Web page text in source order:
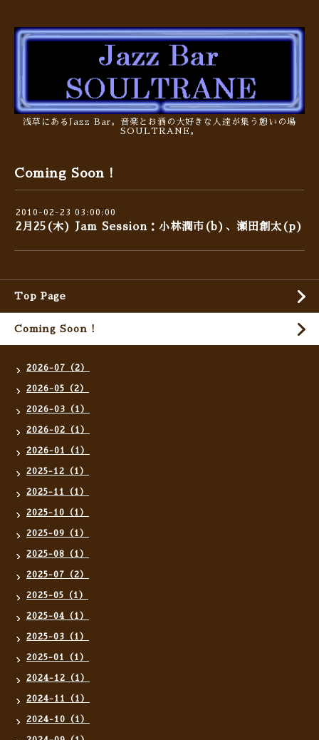
浅草にあるJazz Bar。音楽とお酒の大好きな人達が集う憩いの場
SOULTRANE。
Coming Soon !
2010-02-23 03:00:00
2月25(木) Jam Session：小林潤市(b)、瀬田創太(p)
Top Page
Coming Soon !
2026-07（2）
2026-05（2）
2026-03（1）
2026-02（1）
2026-01（1）
2025-12（1）
2025-11（1）
2025-10（1）
2025-09（1）
2025-08（1）
2025-07（2）
2025-05（1）
2025-04（1）
2025-03（1）
2025-01（1）
2024-12（1）
2024-11（1）
2024-10（1）